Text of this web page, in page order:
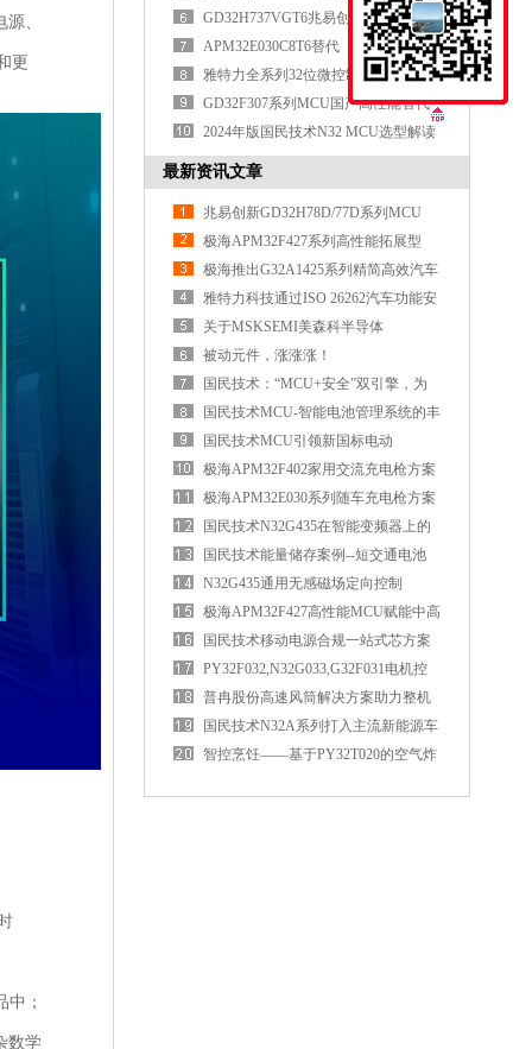
、
更
；
数学
GD32H737VGT6兆易创新MCU重新定
义高性能MCU的边界
APM32E030C8T6替代
APM32F030C8T6/STM32F030C8T6
雅特力全系列32位微控制器MCU选型
表
GD32F307系列MCU国产高性能替代
全面对标国际品牌
2024年版国民技术N32 MCU选型解读
最新资讯文章
兆易创新GD32H78D/77D系列MCU
极海APM32F427系列高性能拓展型
MCU
极海推出G32A1425系列精简高效汽车
通用MCU
雅特力科技通过ISO 26262汽车功能安
全ASIL D认证
关于MSKSEMI美森科半导体
被动元件，涨涨涨！
国民技术：“MCU+安全”双引擎，为
具身智能注
国民技术MCU-智能电池管理系统的丰
富选择
国民技术MCU引领新国标电动
车“芯”时代
极海APM32F402家用交流充电枪方案
极海APM32E030系列随车充电枪方案
国民技术N32G435在智能变频器上的
应用优势
国民技术能量储存案例--短交通电池
BMS控制板
N32G435通用无感磁场定向控制
（FOC）电机驱动方案
极海APM32F427高性能MCU赋能中高
端PLC
国民技术移动电源合规一站式芯方案
PY32F032,N32G033,G32F031电机控
制MCU资源对比
普冉股份高速风筒解决方案助力整机
性能升级
国民技术N32A系列打入主流新能源车
企
智控烹饪——基于PY32T020的空气炸